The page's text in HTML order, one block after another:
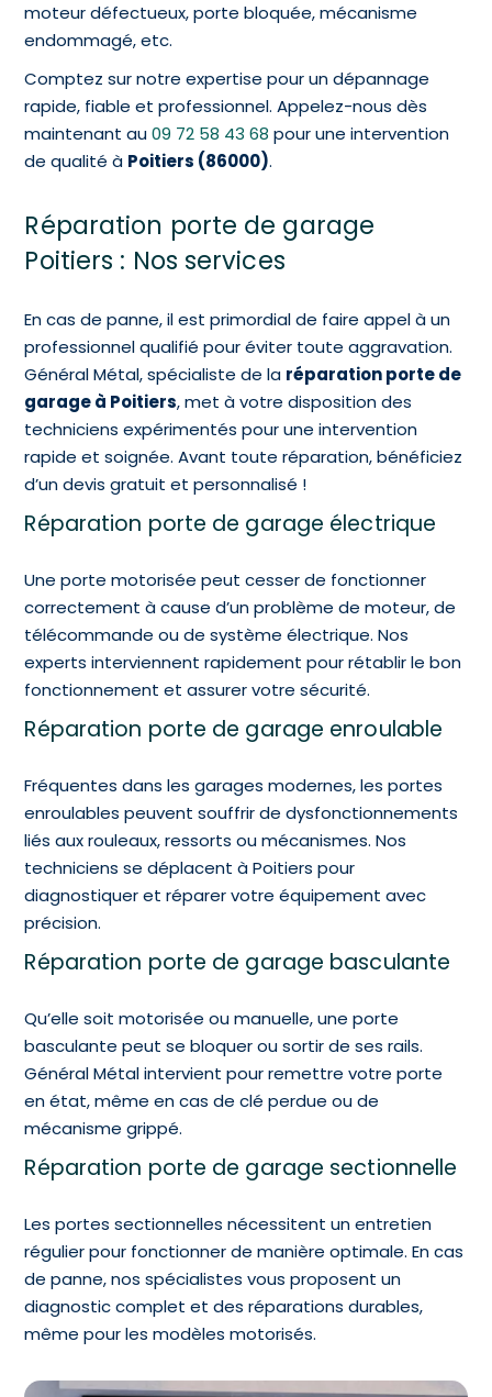
moteur défectueux, porte bloquée, mécanisme
endommagé, etc.
Comptez sur notre expertise pour un dépannage
rapide, fiable et professionnel. Appelez-nous dès
maintenant au09 72 58 43 68 pour une intervention
de qualité à Poitiers (86000).
Réparation porte de garage
Poitiers : Nos services
En cas de panne, il est primordial de faire appel à un
professionnel qualifié pour éviter toute aggravation.
Général Métal, spécialiste de la réparation porte de
garage à Poitiers, met à votre disposition des
techniciens expérimentés pour une intervention
rapide et soignée. Avant toute réparation, bénéficiez
d’un devis gratuit et personnalisé !
Réparation porte de garage électrique
Une porte motorisée peut cesser de fonctionner
correctement à cause d’un problème de moteur, de
télécommande ou de système électrique. Nos
experts interviennent rapidement pour rétablir le bon
fonctionnement et assurer votre sécurité.
Réparation porte de garage enroulable
Fréquentes dans les garages modernes, les portes
enroulables peuvent souffrir de dysfonctionnements
liés aux rouleaux, ressorts ou mécanismes. Nos
techniciens se déplacent à Poitiers pour
diagnostiquer et réparer votre équipement avec
précision.
Réparation porte de garage basculante
Qu’elle soit motorisée ou manuelle, une porte
basculante peut se bloquer ou sortir de ses rails.
Général Métal intervient pour remettre votre porte
en état, même en cas de clé perdue ou de
mécanisme grippé.
Réparation porte de garage sectionnelle
Les portes sectionnelles nécessitent un entretien
régulier pour fonctionner de manière optimale. En cas
de panne, nos spécialistes vous proposent un
diagnostic complet et des réparations durables,
même pour les modèles motorisés.